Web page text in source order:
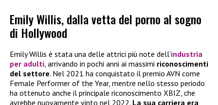
Emily Willis, dalla vetta del porno al sogno
di Hollywood
Emily Willis è stata una delle attrici più note dell’industria
per adulti, arrivando in pochi anni ai massimi riconoscimenti
del settore. Nel 2021 ha conquistato il premio AVN come
Female Performer of the Year, mentre nello stesso periodo
ha ottenuto anche il principale riconoscimento XBIZ, che
avrebbe nuovamente vinto nel 2022. La sua carriera era